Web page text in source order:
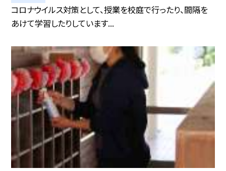
コロナウイルス対策として、授業を校庭で行ったり、間隔を
あけて学習したりしています...